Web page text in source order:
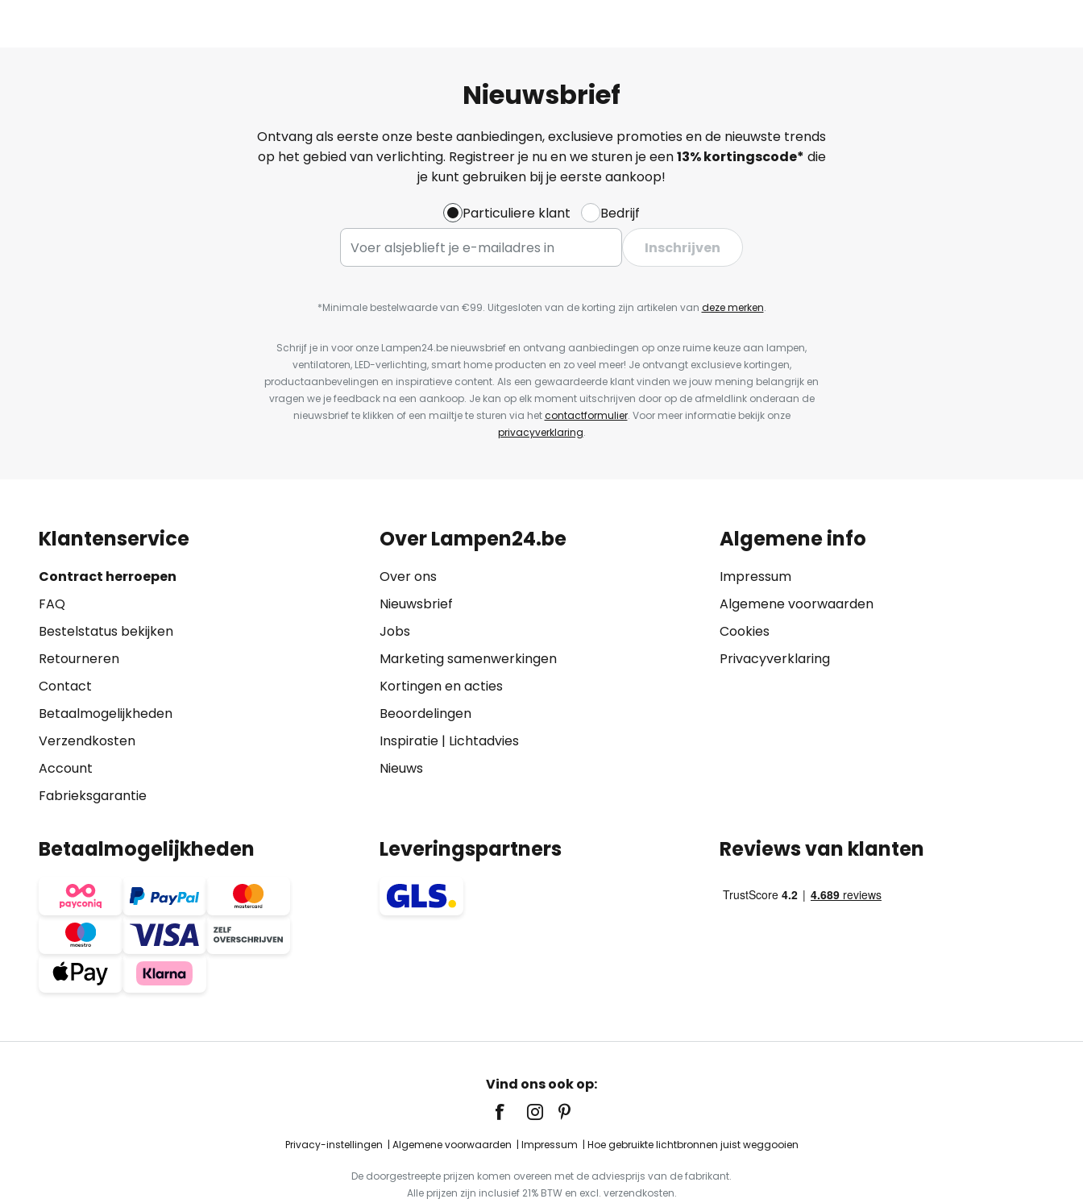
Nieuwsbrief
Ontvang als eerste onze beste aanbiedingen, exclusieve promoties en de nieuwste trends
op het gebied van verlichting. Registreer je nu en we sturen je een13%kortingscode* die
je kunt gebruiken bij je eerste aankoop!
Particuliere klant
Bedrijf
Inschrijven
*Minimale bestelwaarde van €99. Uitgesloten van de korting zijn artikelen van deze merken.
Schrijf je in voor onze Lampen24.be nieuwsbrief en ontvang aanbiedingen op onze ruime keuze aan lampen,
ventilatoren, LED-verlichting, smart home producten en zo veel meer! Je ontvangt exclusieve kortingen,
productaanbevelingen en inspiratieve content. Als een gewaardeerde klant vinden we jouw mening belangrijk en
vragen we je feedback na een aankoop. Je kan op elk moment uitschrijven door op de afmeldlink onderaan de
nieuwsbrief te klikken of een mailtje te sturen via hetcontactformulier. Voor meer informatie bekijk onze
privacyverklaring.
Klantenservice
Contract herroepen
FAQ
Bestelstatus bekijken
Retourneren
Contact
Betaalmogelijkheden
Verzendkosten
Account
Fabrieksgarantie
Over Lampen24.be
Over ons
Nieuwsbrief
Jobs
Marketing samenwerkingen
Kortingen en acties
Beoordelingen
Inspiratie| Lichtadvies
Nieuws
Algemene info
Impressum
Algemene voorwaarden
Cookies
Privacyverklaring
Betaalmogelijkheden Leveringspartners Reviews van klanten
Vind ons ook op:
Privacy-instellingen Algemene voorwaarden Impressum Hoe gebruikte lichtbronnen juist weggooien
De doorgestreepte prijzen komen overeen met de adviesprijs van de fabrikant.
Alle prijzen zijn inclusief 21% BTW en excl. verzendkosten.